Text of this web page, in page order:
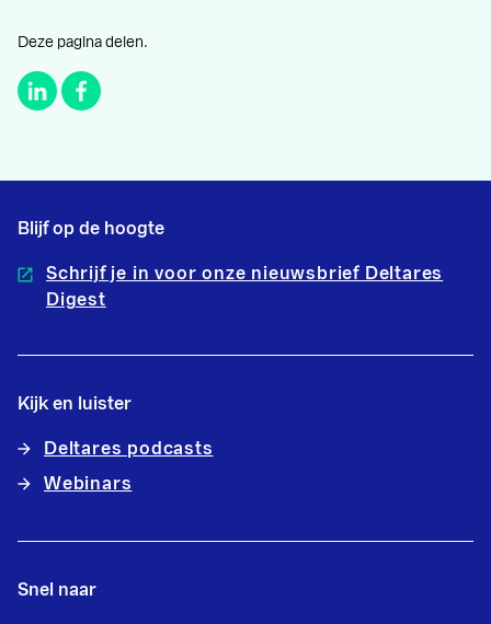
Deze pagina delen.
Blijf op de hoogte
Schrijf je in voor onze nieuwsbrief Deltares
Digest
Kijk en luister
Deltares podcasts
Webinars
Snel naar